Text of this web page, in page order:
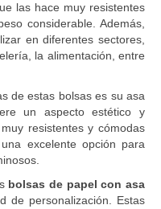
las hace muy resistentes
considerable. Además,
en diferentes sectores,
la alimentación, entre
de estas bolsas es su asa
un aspecto estético y
resistentes y cómodas
excelente opción para
bolsas de papel con asa
de personalización. Estas